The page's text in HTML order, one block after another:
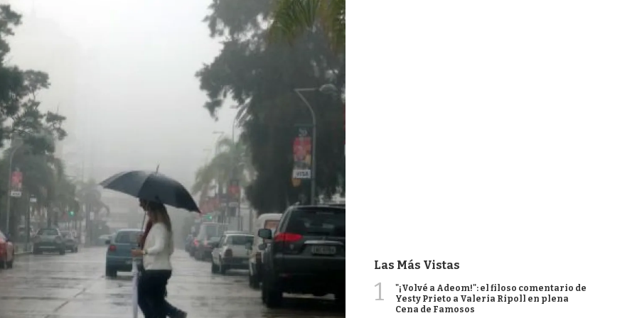
Las Más Vistas
1
"¡Volvé a Adeom!": el filoso comentario de
Yesty Prieto a Valeria Ripoll en plena
Cena de Famosos